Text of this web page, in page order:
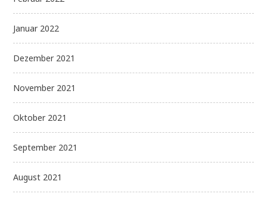
Januar 2022
Dezember 2021
November 2021
Oktober 2021
September 2021
August 2021